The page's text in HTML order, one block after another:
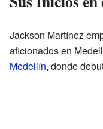
Jackson Martínez
aficionados en
Medellín, donde